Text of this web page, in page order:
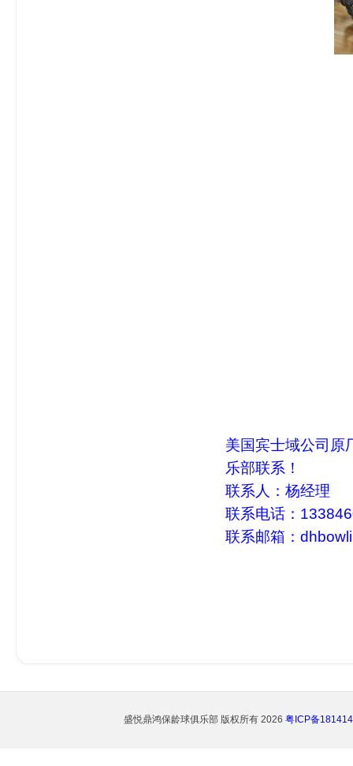
美国宾士域公司原
乐部联系！
联系人：杨经理
联系电话：
联系邮箱：
盛悦鼎鸿保龄球俱乐部 版权所有 2026 粤ICP备